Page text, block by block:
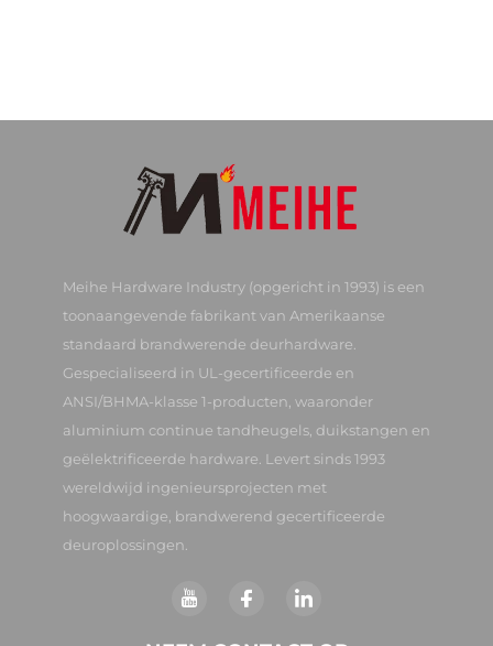
Meihe Hardware Industry (opgericht in 1993) is een
toonaangevende fabrikant van Amerikaanse
standaard brandwerende deurhardware.
Gespecialiseerd in UL-gecertificeerde en
ANSI/BHMA-klasse 1-producten, waaronder
aluminium continue tandheugels, duikstangen en
geëlektrificeerde hardware. Levert sinds 1993
wereldwijd ingenieursprojecten met
hoogwaardige, brandwerend gecertificeerde
deuroplossingen.